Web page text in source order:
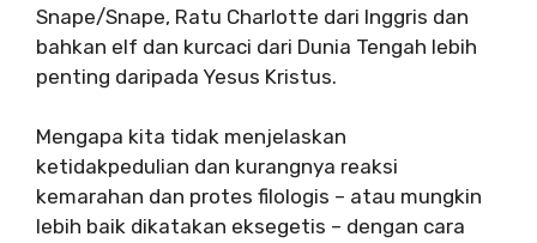
Snape/Snape, Ratu Charlotte dari Inggris dan
bahkan elf dan kurcaci dari Dunia Tengah lebih
penting daripada Yesus Kristus.
Mengapa kita tidak menjelaskan
ketidakpedulian dan kurangnya reaksi
kemarahan dan protes filologis – atau mungkin
lebih baik dikatakan eksegetis – dengan cara